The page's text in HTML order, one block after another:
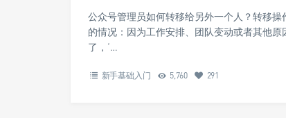
公众号管理员如何转移给另外一个人？转移
的情况：因为工作安排、团队变动或者其他
了，‘…
新手基础入门 5,760 291